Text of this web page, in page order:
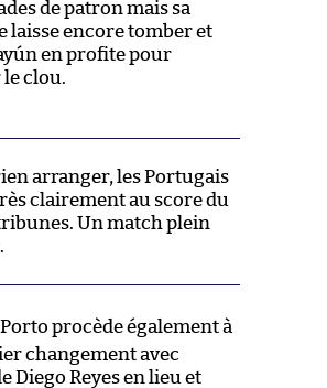
de patron mais sa
laisse encore tomber et
en profite pour
clou.
arranger, les Portugais
clairement au score du
Un match plein
Porto procède également à
changement avec
Diego Reyes en lieu et